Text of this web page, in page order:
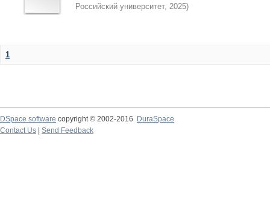
Российский университет, 2025)
1
DSpace software copyright © 2002-2016
DuraSpace
Contact Us
Send Feedback